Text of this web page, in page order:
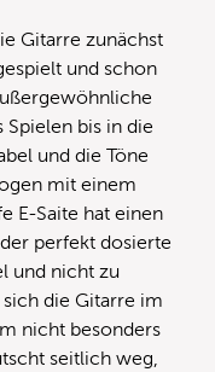
Gitarre zunächst
und schon
bis in die
und die Töne
mit einem
E-Saite hat einen
perfekt dosierte
und nicht zu
die Gitarre im
nicht besonders
seitlich weg,